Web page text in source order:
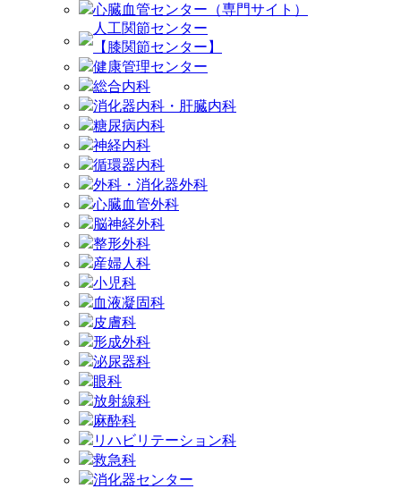
心臓血管センター（専門サイト）
人工関節センター
【膝関節センター】
健康管理センター
総合内科
消化器内科・肝臓内科
糖尿病内科
神経内科
循環器内科
外科・消化器外科
心臓血管外科
脳神経外科
整形外科
産婦人科
小児科
血液凝固科
皮膚科
形成外科
泌尿器科
眼科
放射線科
麻酔科
リハビリテーション科
救急科
消化器センター